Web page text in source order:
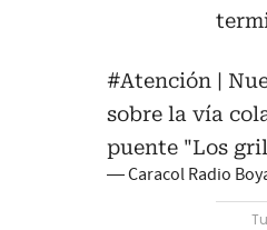
#Atención |
sobre la vía
puente "Los
— Caracol Radio